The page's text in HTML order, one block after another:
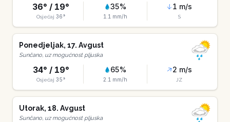
36° / 19°
Osjećaj 36°
35%
1.1 mm/h
1 m/s
S
Ponedjeljak, 17. Avgust
Sunčano, uz mogućnost pljuska
34° / 19°
Osjećaj 35°
65%
2.1 mm/h
2 m/s
JZ
Utorak, 18. Avgust
Sunčano, uz mogućnost pljuska